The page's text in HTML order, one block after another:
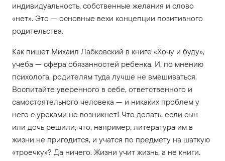
индивидуальность, собственные желания и слово
«нет». Это — основные вехи концепции позитивного
родительства.
Как пишет Михаил Лабковский в книге «Хочу и буду»,
учеба — сфера обязанностей ребенка. И, по мнению
психолога, родителям туда лучше не вмешиваться.
Воспитайте уверенного в себе, ответственного и
самостоятельного человека — и никаких проблем у
него с уроками не возникнет! Что делать, если сын
или дочь решили, что, например, литература им в
жизни не пригодится, и учатся по предмету на шаткую
«троечку»? Да ничего. Жизни учит жизнь, а не книги.